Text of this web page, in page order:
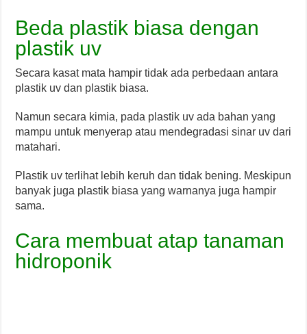
Beda plastik biasa dengan
plastik uv
Secara kasat mata hampir tidak ada perbedaan antara
plastik uv dan plastik biasa.
Namun secara kimia, pada plastik uv ada bahan yang
mampu untuk menyerap atau mendegradasi sinar uv dari
matahari.
Plastik uv terlihat lebih keruh dan tidak bening. Meskipun
banyak juga plastik biasa yang warnanya juga hampir
sama.
Cara membuat atap tanaman
hidroponik